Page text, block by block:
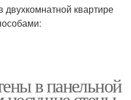
квартире
в панельной